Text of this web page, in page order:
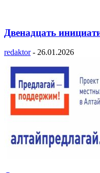
Двенадцать
redaktor - 26.01.2026